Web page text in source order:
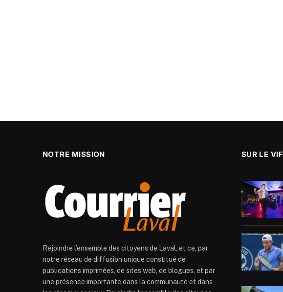
NOTRE MISSION
Rejoindre l’ensemble des citoyens de Laval, et ce, par
notre réseau de diffusion unique constitué de
publications imprimées, de sites web, de blogues, et par
une présence importante dans la communauté et dans
SUR LE VIF